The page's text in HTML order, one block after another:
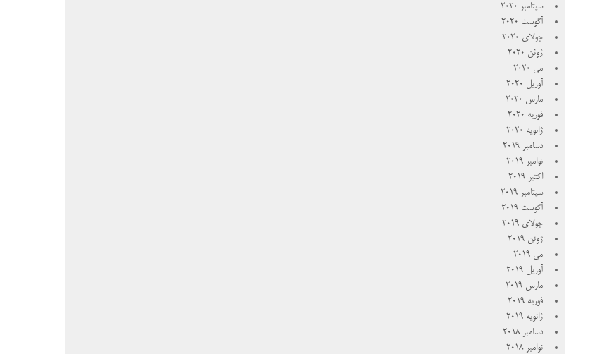
سپتامبر 2020
آگوست 2020
جولای 2020
ژوئن 2020
می 2020
آوریل 2020
مارس 2020
فوریه 2020
ژانویه 2020
دسامبر 2019
نوامبر 2019
اکتبر 2019
سپتامبر 2019
آگوست 2019
جولای 2019
ژوئن 2019
می 2019
آوریل 2019
مارس 2019
فوریه 2019
ژانویه 2019
دسامبر 2018
نوامبر 2018